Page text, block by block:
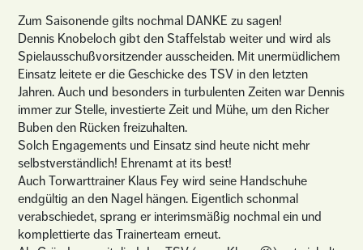
Zum Saisonende gilts nochmal DANKE zu sagen!
Dennis Knobeloch gibt den Staffelstab weiter und wird als
Spielausschußvorsitzender ausscheiden. Mit unermüdlichem
Einsatz leitete er die Geschicke des TSV in den letzten
Jahren. Auch und besonders in turbulenten Zeiten war Dennis
immer zur Stelle, investierte Zeit und Mühe, um den Richer
Buben den Rücken freizuhalten.
Solch Engagements und Einsatz sind heute nicht mehr
selbstverständlich! Ehrenamt at its best!
Auch Torwarttrainer Klaus Fey wird seine Handschuhe
endgültig an den Nagel hängen. Eigentlich schonmal
verabschiedet, sprang er interimsmäßig nochmal ein und
komplettierte das Trainerteam erneut.